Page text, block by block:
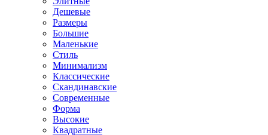
Дешевые
Размеры
Большие
Маленькие
Стиль
Минимализм
Классические
Скандинавские
Современные
Форма
Высокие
Квадратные